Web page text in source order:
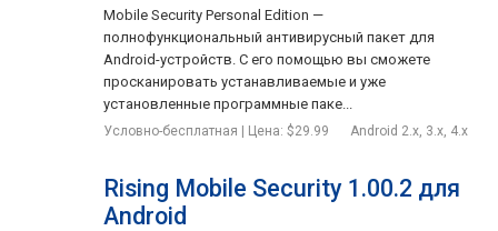
Mobile Security Personal Edition —
полнофункциональный антивирусный пакет для
Android-устройств. С его помощью вы сможете
просканировать устанавливаемые и уже
установленные программные паке...
Условно-бесплатная | Цена: $29.99 Android 2.x, 3.x, 4.x
Rising Mobile Security 1.00.2 для
Android